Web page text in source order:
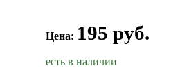
Цена: 195 руб.
есть в наличии